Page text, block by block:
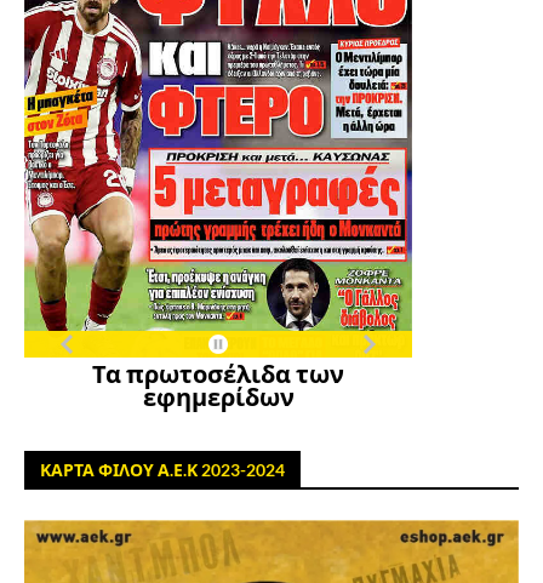
Τα πρωτοσέλιδα των
εφημερίδων
ΚΑΡΤΑ ΦΙΛΟΥ Α.Ε.Κ 2023-2024